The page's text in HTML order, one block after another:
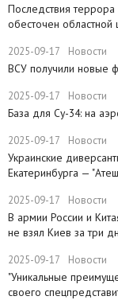
Последствия
обесточен областной
2025-09-17 Новости
ВСУ получили новые
2025-09-17 Новости
База для Су-34: на
2025-09-17 Новости
Украинские
Екатеринбурга —
2025-09-17 Новости
​В армии России и
не взял Киев за три
2025-09-17 Новости
​"Уникальные
своего